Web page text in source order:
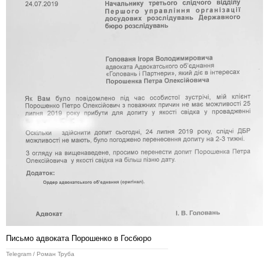
Письмо адвоката Порошенко в Госбюро
Telegram / Роман Труба